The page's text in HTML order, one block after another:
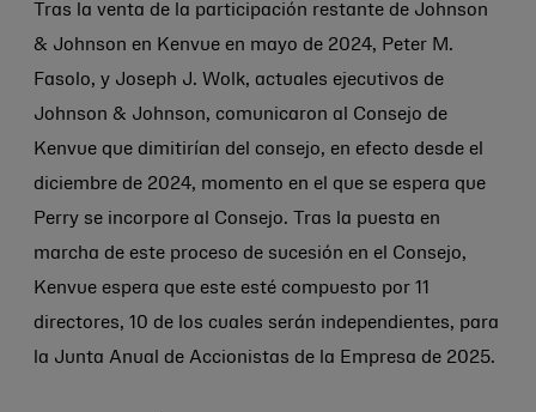
Tras la venta de la participación restante de Johnson
& Johnson en Kenvue en mayo de 2024, Peter M.
Fasolo, y Joseph J. Wolk, actuales ejecutivos de
Johnson & Johnson, comunicaron al Consejo de
Kenvue que dimitirían del consejo, en efecto desde el
diciembre de 2024, momento en el que se espera que
Perry se incorpore al Consejo. Tras la puesta en
marcha de este proceso de sucesión en el Consejo,
Kenvue espera que este esté compuesto por 11
directores, 10 de los cuales serán independientes, para
la Junta Anual de Accionistas de la Empresa de 2025.